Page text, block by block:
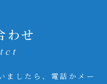
わせ
ましたら、電話かメー